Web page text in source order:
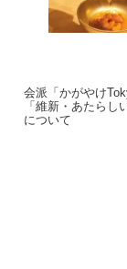
会派「かがやけ
「維新・あたらし
について